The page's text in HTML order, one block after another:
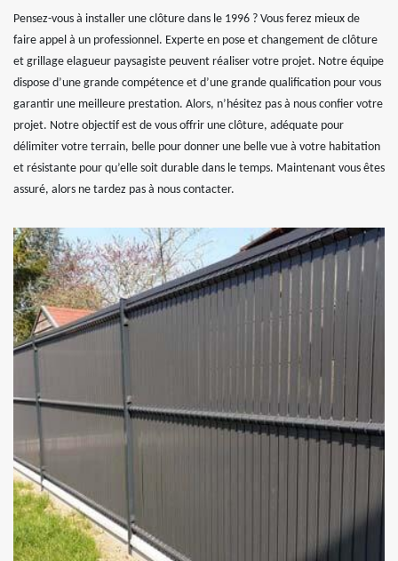
Pensez-vous à installer une clôture dans le 1996 ? Vous ferez mieux de
faire appel à un professionnel. Experte en pose et changement de clôture
et grillage elagueur paysagiste peuvent réaliser votre projet. Notre équipe
dispose d’une grande compétence et d’une grande qualification pour vous
garantir une meilleure prestation. Alors, n’hésitez pas à nous confier votre
projet. Notre objectif est de vous offrir une clôture, adéquate pour
délimiter votre terrain, belle pour donner une belle vue à votre habitation
et résistante pour qu’elle soit durable dans le temps. Maintenant vous êtes
assuré, alors ne tardez pas à nous contacter.